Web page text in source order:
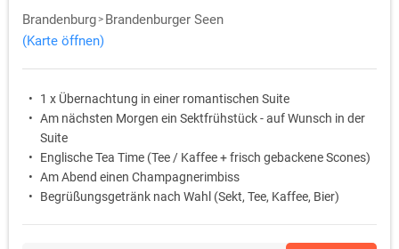
Brandenburg
Brandenburger Seen
(Karte öffnen)
1 x Übernachtung in einer romantischen Suite
Am nächsten Morgen ein Sektfrühstück - auf Wunsch in der
Suite
Englische Tea Time (Tee / Kaffee + frisch gebackene Scones)
Am Abend einen Champagnerimbiss
Begrüßungsgetränk nach Wahl (Sekt, Tee, Kaffee, Bier)